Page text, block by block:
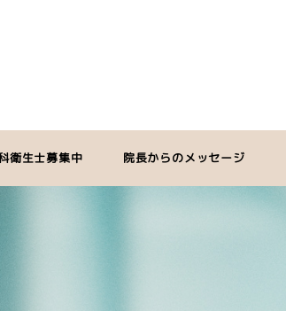
衛生士募集中 院長からのメッセージ